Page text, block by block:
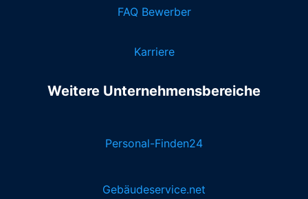
FAQ Bewerber
Karriere
Weitere Unternehmensbereiche
Personal-Finden24
Gebäudeservice.net